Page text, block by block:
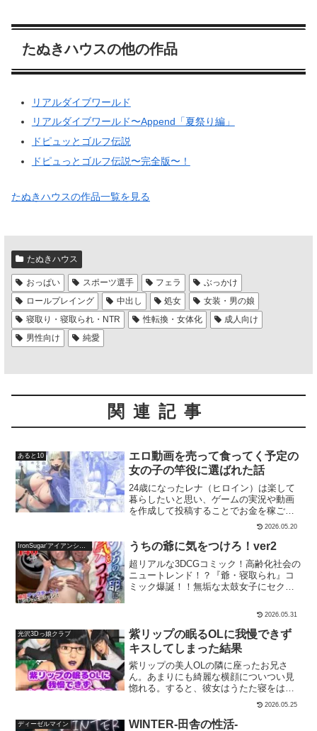
たぬきハウスの他の作品
リアルダイブワールド
リアルダイブワールド〜Append「夏祭り編」
ドピュッとゴルフ伝説
ドピュっとゴルフ伝説〜完全版〜！
たぬきハウスの作品一覧を見る
たぬきハウス
おっぱい スポーツ選手 フェラ
ぶっかけ
ロールプレイング
中出し 処女
女装・男の娘
寝取り・寝取られ・NTR
性転換・女体化
成人向け
男性向け
純愛
関連記事
あると10
エロ動画を売って食ってく予定の
女の子の竿役に選ばれた話
24歳になったレナ（ヒロイン）は楽して
暮らしたいと思い、ゲームの実況や動画
を作成して投稿することでお金を稼ごう
としていたが、全然うまくいかず、ほと
んどニートだった……親に働けと言われ
たが、どうしても働きたくないため思い
切ってエッチな動画を作ることに視聴者
からちんこの画像を送りつけられ、俺が
竿役になるとたくさん提案されるが……
その中でも普段よく配信を見てくれる視
と、いつも優しいコメントを残してくれ
とに……会ってみると意外と打ち解け
て、実際にエッチな動画を作るために二
人でホテルへ……〇プレイ内容手コキ、
フェラ、騎乗位、正常位、パイズリ、バ
イブ、種付けプレス、バック、授乳手コ
キ など〇Hの際の服装着衣、下着 全裸、
コスプレ 本文86ページですPDF同梱
2026.05.20
IronSugar‘アイアンシュガー’ うちの爺に気をつけろ！ver2
超リアルな3DCGコミック！高齢化社会の
ニュートレンド！？『爺・寝取られ』コ
ミック爆誕！！無垢な太鼓女子にセクハ
すじ】ある日の早朝、主人公の幼馴染
（志保）が家にやってきた。志保は来月
に祭りで太鼓演舞を披露する予定だった
が、腕に自信がなかったので、主人公の
祖父に稽古を依頼していたのだ。その話
を聞いた主人公は強い不安を抱く。なぜ
なら彼の祖父は女好きで過去に問題を起
こしていた危険人物だったからだ。主人
公の不安をよそに志保と祖父の太鼓稽古
がスタート。最初は順調に進んだ稽古だ
2026.05.31
光沢3Dっ娘クラブ
紫リップの眠るOLに我慢できず
キスしてしまった結果
紫リップの美人OLの隣に座ったお兄さ
ん。あまりにも綺麗な横顔についつい見
惚れる。すると、彼女はうたた寝をはじ
め、そっとお兄さんの肩に頭を預けてく
る。翌日もまた出会い、同じ席で再び眠
りに落ちる彼女。触れてはいけないと分
2026.05.25
ディーゼルマイン WINTER-田舎の性活-